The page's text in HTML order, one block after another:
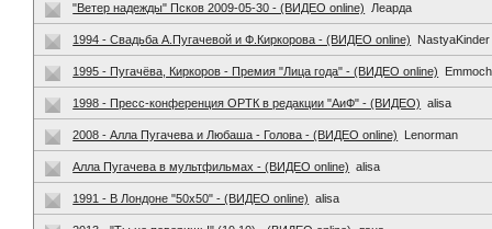
"Ветер надежды" Псков 2009-05-30 - (ВИДЕО online) Леарда
1994 - Свадьба А.Пугачевой и Ф.Киркорова - (ВИДЕО online) NastyaKinder
1995 - Пугачёва, Киркоров - Премия "Лица года" - (ВИДЕО online)
1998 - Пресс-конференция ОРТК в редакции "АиФ" - (ВИДЕО) alisa
2008 - Алла Пугачева и Любаша - Голова - (ВИДЕО online) Lenorman
Алла Пугачева в мультфильмах - (ВИДЕО online) alisa
1991 - В Лондоне "50х50" - (ВИДЕО online) alisa